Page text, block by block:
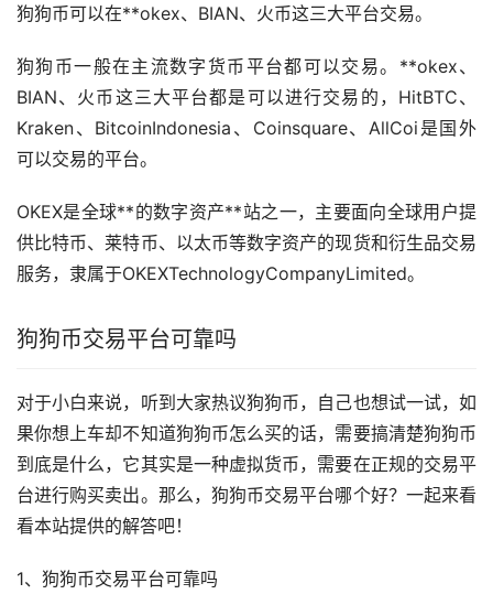
狗狗币可以在**okex、BIAN、火币这三大平台交易。
狗狗币一般在主流数字货币平台都可以交易。**okex、
BIAN、火币这三大平台都是可以进行交易的，HitBTC、
Kraken、BitcoinIndonesia、Coinsquare、AllCoi是国外
可以交易的平台。
OKEX是全球**的数字资产**站之一，主要面向全球用户提
供比特币、莱特币、以太币等数字资产的现货和衍生品交易
服务，隶属于OKEXTechnologyCompanyLimited。
狗狗币交易平台可靠吗
对于小白来说，听到大家热议狗狗币，自己也想试一试，如
果你想上车却不知道狗狗币怎么买的话，需要搞清楚狗狗币
到底是什么，它其实是一种虚拟货币，需要在正规的交易平
台进行购买卖出。那么，狗狗币交易平台哪个好？一起来看
看本站提供的解答吧！
1、狗狗币交易平台可靠吗